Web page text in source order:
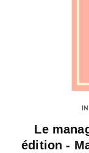
Le
édition -